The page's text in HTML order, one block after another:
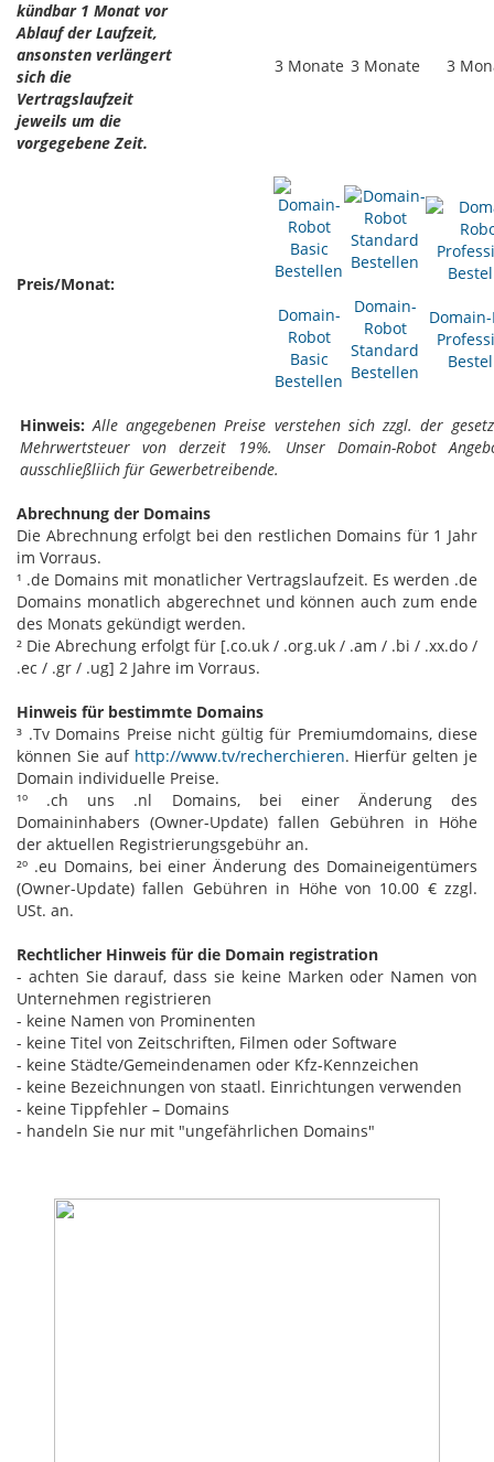
kündbar 1 Monat vor
Ablauf der Laufzeit,
ansonsten verlängert
sich die
Vertragslaufzeit
jeweils um die
vorgegebene Zeit.
3 Monate 3 Monate 3
Preis/Monat:
Domain-
Robot
Basic
Bestellen
Domain-
Robot
Standard
Bestellen
Hinweis: Alle angegebenen Preise verstehen sich zzgl. der
Mehrwertsteuer von derzeit 19%. Unser Domain-Robot
ausschließliich für Gewerbetreibende.
Abrechnung der Domains
Die Abrechnung erfolgt bei den restlichen Domains für 1 Jahr
im Vorraus.
¹ .de Domains mit monatlicher Vertragslaufzeit. Es werden .de
Domains monatlich abgerechnet und können auch zum ende
des Monats gekündigt werden.
² Die Abrechung erfolgt für [.co.uk / .org.uk / .am / .bi / .xx.do /
.ec / .gr / .ug] 2 Jahre im Vorraus.
Hinweis für bestimmte Domains
³ .Tv Domains Preise nicht gültig für Premiumdomains, diese
können Sie auf http://www.tv/recherchieren. Hierfür gelten je
Domain individuelle Preise.
¹º .ch uns .nl Domains, bei einer Änderung des
Domaininhabers (Owner-Update) fallen Gebühren in Höhe
der aktuellen Registrierungsgebühr an.
²º .eu Domains, bei einer Änderung des Domaineigentümers
(Owner-Update) fallen Gebühren in Höhe von 10.00 € zzgl.
USt. an.
Rechtlicher Hinweis für die Domain registration
- achten Sie darauf, dass sie keine Marken oder Namen von
Unternehmen registrieren
- keine Namen von Prominenten
- keine Titel von Zeitschriften, Filmen oder Software
- keine Städte/Gemeindenamen oder Kfz-Kennzeichen
- keine Bezeichnungen von staatl. Einrichtungen verwenden
- keine Tippfehler – Domains
- handeln Sie nur mit "ungefährlichen Domains"